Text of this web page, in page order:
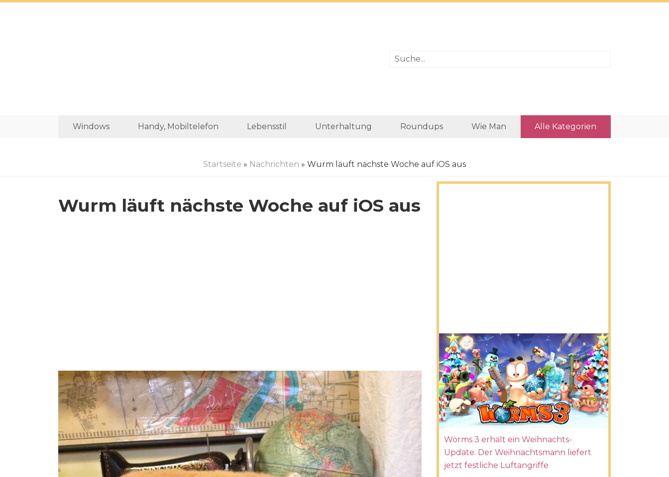
Windows Handy, Mobiltelefon Lebensstil Unterhaltung Roundups Wie Man Alle Kategorien
Startseite » Nachrichten » Wurm läuft nächste Woche auf iOS aus
Wurm läuft nächste Woche auf iOS aus
Worms 3 erhält ein Weihnachts-
Update. Der Weihnachtsmann liefert
jetzt festliche Luftangriffe